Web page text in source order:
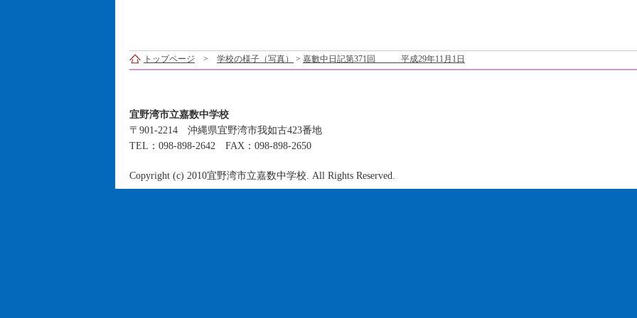
トップページ > 学校の様子（写真） > 嘉數中日記第371回 平成29年11月1日
宜野湾市立嘉数中学校
〒901-2214 沖縄県宜野湾市我如古423番地
TEL：098-898-2642 FAX：098-898-2650
Copyright (c) 2010宜野湾市立嘉数中学校. All Rights Reserved.